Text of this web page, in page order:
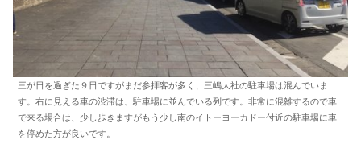
三が日を過ぎた９日ですがまだ参拝客が多く、三嶋大社の駐車場は混んでいま
す。右に見える車の渋滞は、駐車場に並んでいる列です。非常に混雑するので車
で来る場合は、少し歩きますがもう少し南のイトーヨーカドー付近の駐車場に車
を停めた方が良いです。